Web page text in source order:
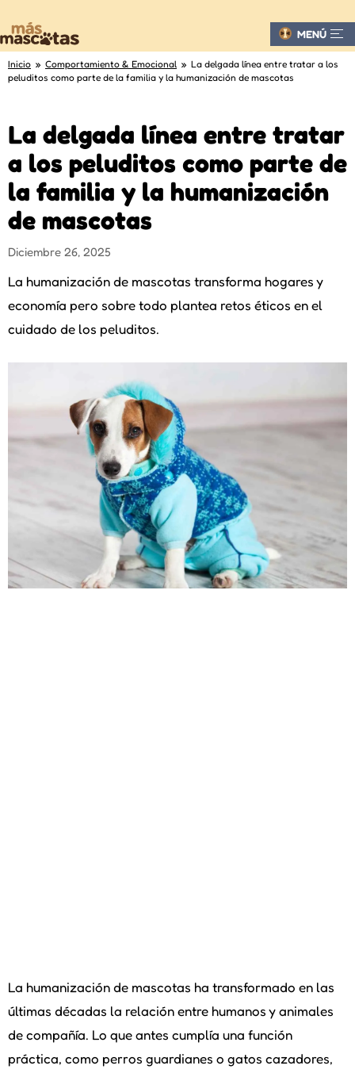
MENÚ
Inicio » Comportamiento & Emocional » La delgada línea entre tratar a los
peluditos como parte de la familia y la humanización de mascotas
La delgada línea entre tratar
a los peluditos como parte de
la familia y la humanización
de mascotas
Diciembre 26, 2025
La humanización de mascotas transforma hogares y
economía pero sobre todo plantea retos éticos en el
cuidado de los peluditos.
La humanización de mascotas ha transformado en las
últimas décadas la relación entre humanos y animales
de compañía. Lo que antes cumplía una función
práctica, como perros guardianes o gatos cazadores,